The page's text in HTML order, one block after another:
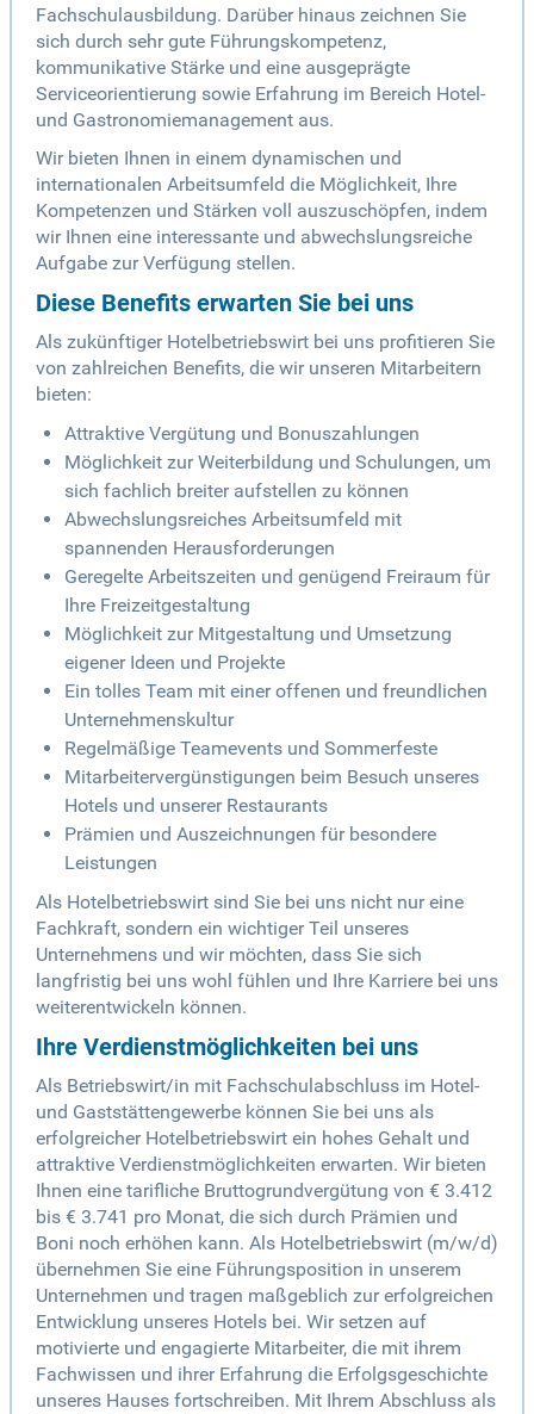
Fachschulausbildung. Darüber hinaus zeichnen Sie
sich durch sehr gute Führungskompetenz,
kommunikative Stärke und eine ausgeprägte
Serviceorientierung sowie Erfahrung im Bereich Hotel-
und Gastronomiemanagement aus.
Wir bieten Ihnen in einem dynamischen und
internationalen Arbeitsumfeld die Möglichkeit, Ihre
Kompetenzen und Stärken voll auszuschöpfen, indem
wir Ihnen eine interessante und abwechslungsreiche
Aufgabe zur Verfügung stellen.
Diese Benefits erwarten Sie bei uns
Als zukünftiger Hotelbetriebswirt bei uns profitieren Sie
von zahlreichen Benefits, die wir unseren Mitarbeitern
bieten:
Attraktive Vergütung und Bonuszahlungen
Möglichkeit zur Weiterbildung und Schulungen, um
sich fachlich breiter aufstellen zu können
Abwechslungsreiches Arbeitsumfeld mit
spannenden Herausforderungen
Geregelte Arbeitszeiten und genügend Freiraum für
Ihre Freizeitgestaltung
Möglichkeit zur Mitgestaltung und Umsetzung
eigener Ideen und Projekte
Ein tolles Team mit einer offenen und freundlichen
Unternehmenskultur
Regelmäßige Teamevents und Sommerfeste
Mitarbeitervergünstigungen beim Besuch unseres
Hotels und unserer Restaurants
Prämien und Auszeichnungen für besondere
Leistungen
Als Hotelbetriebswirt sind Sie bei uns nicht nur eine
Fachkraft, sondern ein wichtiger Teil unseres
Unternehmens und wir möchten, dass Sie sich
langfristig bei uns wohl fühlen und Ihre Karriere bei uns
weiterentwickeln können.
Ihre Verdienstmöglichkeiten bei uns
Als Betriebswirt/in mit Fachschulabschluss im Hotel-
und Gaststättengewerbe können Sie bei uns als
erfolgreicher Hotelbetriebswirt ein hohes Gehalt und
attraktive Verdienstmöglichkeiten erwarten. Wir bieten
Ihnen eine tarifliche Bruttogrundvergütung von € 3.412
bis € 3.741 pro Monat, die sich durch Prämien und
Boni noch erhöhen kann. Als Hotelbetriebswirt (m/w/d)
übernehmen Sie eine Führungsposition in unserem
Unternehmen und tragen maßgeblich zur erfolgreichen
Entwicklung unseres Hotels bei. Wir setzen auf
motivierte und engagierte Mitarbeiter, die mit ihrem
Fachwissen und ihrer Erfahrung die Erfolgsgeschichte
unseres Hauses fortschreiben. Mit Ihrem Abschluss als